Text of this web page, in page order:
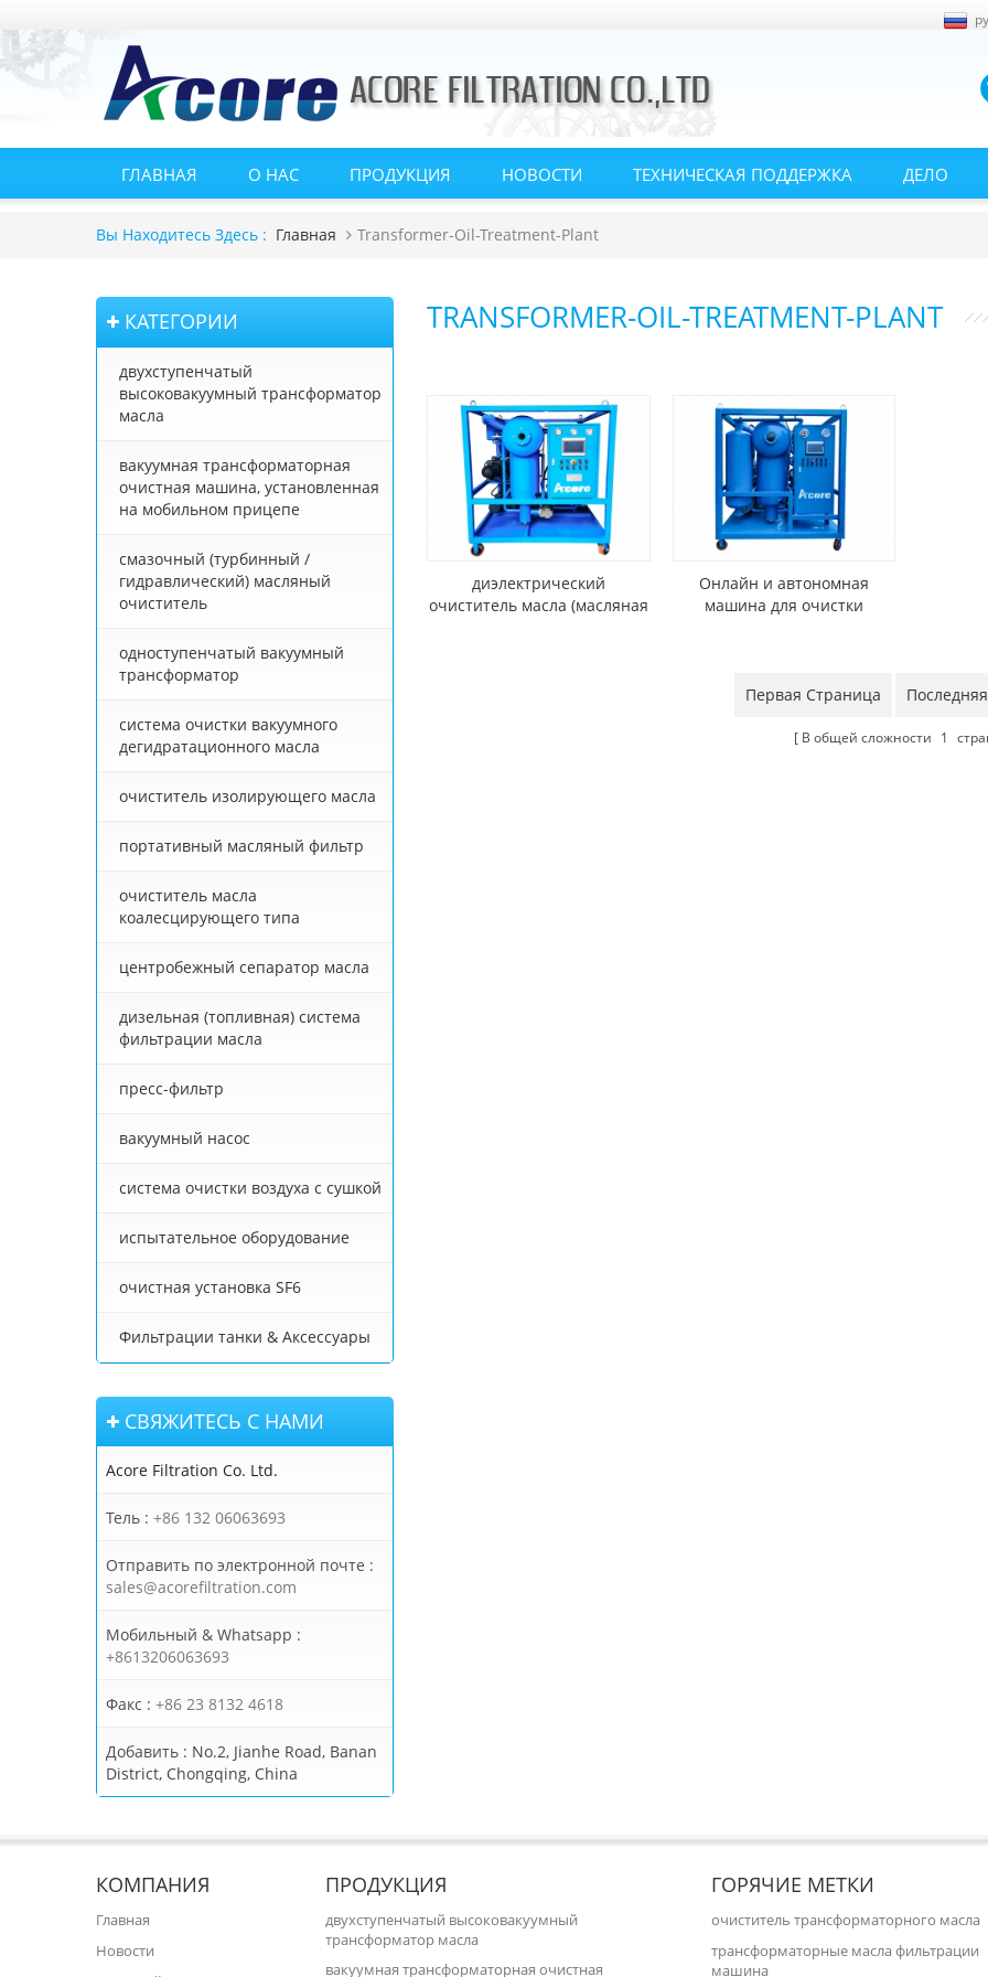
ГЛАВНАЯ О НАС ПРОДУКЦИЯ НОВОСТИ ТЕХНИЧЕСКАЯ ПОДДЕРЖКА ДЕЛО
Вы Находитесь Здесь : Главная Transformer-Oil-Treatment-Plant
КАТЕГОРИИ
двухступенчатый
высоковакуумный трансформатор
масла
вакуумная трансформаторная
очистная машина, установленная
на мобильном прицепе
смазочный (турбинный /
гидравлический) масляный
очиститель
одноступенчатый вакуумный
трансформатор
система очистки вакуумного
дегидратационного масла
очиститель изолирующего масла
портативный масляный фильтр
очиститель масла
коалесцирующего типа
центробежный сепаратор масла
дизельная (топливная) система
фильтрации масла
пресс-фильтр
вакуумный насос
система очистки воздуха с сушкой
испытательное оборудование
очистная установка SF6
Фильтрации танки & Аксессуары
СВЯЖИТЕСЬ С НАМИ
Acore Filtration Co. Ltd.
Тель : +86 132 06063693
Отправить по электронной почте :
sales@acorefiltration.com
Мобильный & Whatsapp :
+8613206063693
Факс : +86 23 8132 4618
Добавить : No.2, Jianhe Road, Banan
District, Chongqing, China
TRANSFORMER-OIL-TREATMENT-PLANT
диэлектрический
очиститель масла (масляная
Онлайн и автономная
машина для очистки
Первая Страница
В общей сложности 1
КОМПАНИЯ
Главная
Новости
ПРОДУКЦИЯ
двухступенчатый высоковакуумный
трансформатор масла
вакуумная трансформаторная очистная
ГОРЯЧИЕ МЕТКИ
очиститель трансформаторного масла
трансформаторные масла фильтрации
машина